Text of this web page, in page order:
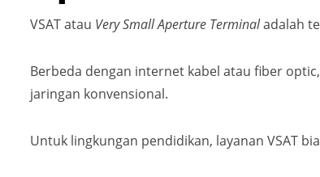
VSAT atau Very Small Aperture Terminaladalah
Berbeda dengan internet kabel atau fiber
jaringan konvensional.
Untuk lingkungan pendidikan, layanan VSAT